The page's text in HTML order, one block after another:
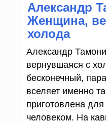
Александр
Женщина,
холода
Александр
вернувшаяся с
бесконечный,
вселяет именно
приготовлена
человеком. На